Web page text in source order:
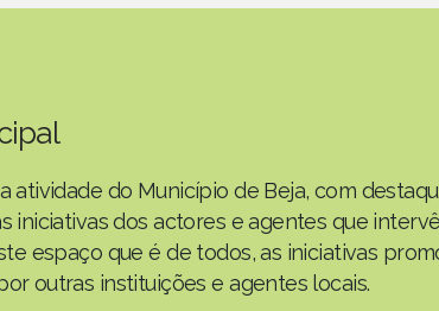
atividade do Município de Beja, com
iniciativas dos actores e agentes que
espaço que é de todos, as iniciativas
outras instituições e agentes locais.